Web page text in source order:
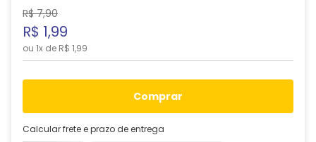
R$ 7,90
R$ 1,99
ou 1x de R$ 1,99
comprar
Calcular frete e prazo de entrega